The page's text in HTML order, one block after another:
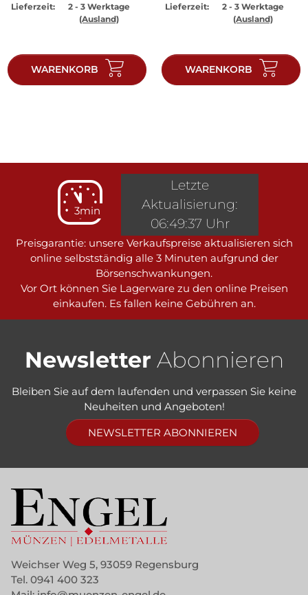
Lieferzeit:
2 - 3 Werktage
(Ausland)
WARENKORB
Lieferzeit:
2 - 3 Werktage
(Ausland)
WARENKORB
3min
Preisgarantie: unsere Verkaufspreise aktualisieren sich
online selbstständig alle 3 Minuten aufgrund der
Börsenschwankungen.
Vor Ort können Sie Lagerware zu den online Preisen
einkaufen. Es fallen keine Gebühren an.
Letzte
Aktualisierung:
06:49:37 Uhr
Newsletter Abonnieren
Bleiben Sie auf dem laufenden und verpassen Sie keine
Neuheiten und Angeboten!
NEWSLETTER ABONNIEREN
Weichser Weg 5, 93059 Regensburg
Tel. 0941 400 323